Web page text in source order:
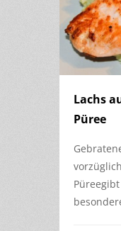
Lachs
Püree